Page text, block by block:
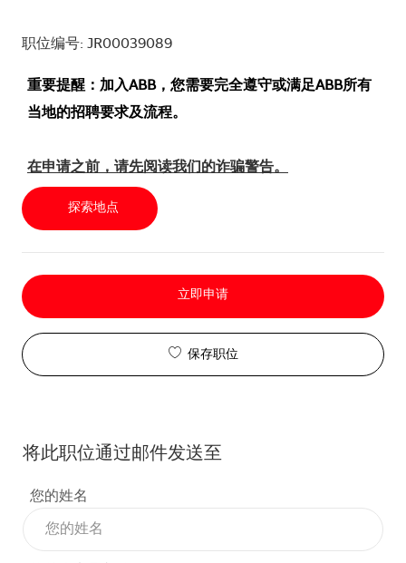
职位编号: JR00039089
重要提醒：加入ABB，您需要完全遵守或满足ABB所有
当地的招聘要求及流程。
在申请之前，请先阅读我们的诈骗警告。
探索地点
立即申请
保存职位
将此职位通过邮件发送至
您的姓名